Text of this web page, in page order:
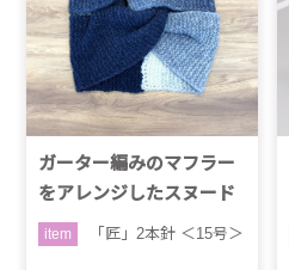
ガーター編みのマフラー
をアレンジしたスヌード
item 「匠」2本針 ＜15号＞